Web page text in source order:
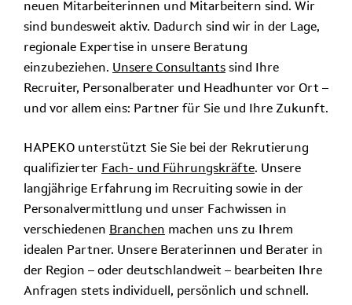
neuen Mitarbeiterinnen und Mitarbeitern sind. Wir
sind bundesweit aktiv. Dadurch sind wir in der Lage,
regionale Expertise in unsere Beratung
einzubeziehen. Unsere Consultants sind Ihre
Recruiter, Personalberater und Headhunter vor Ort –
und vor allem eins: Partner für Sie und Ihre Zukunft.
HAPEKO unterstützt Sie Sie bei der Rekrutierung
qualifizierter Fach- und Führungskräfte. Unsere
langjährige Erfahrung im Recruiting sowie in der
Personalvermittlung und unser Fachwissen in
verschiedenen Branchen machen uns zu Ihrem
idealen Partner. Unsere Beraterinnen und Berater in
der Region – oder deutschlandweit – bearbeiten Ihre
Anfragen stets individuell, persönlich und schnell.